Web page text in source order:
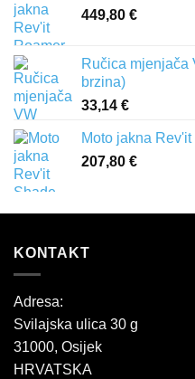
449,80 €
Ručica mjenjača
brzina)
33,14 €
Moto jakna
207,80 €
KONTAKT
Adresa:
Svilajska ulica 30 g
31000, Osijek
HRVATSKA